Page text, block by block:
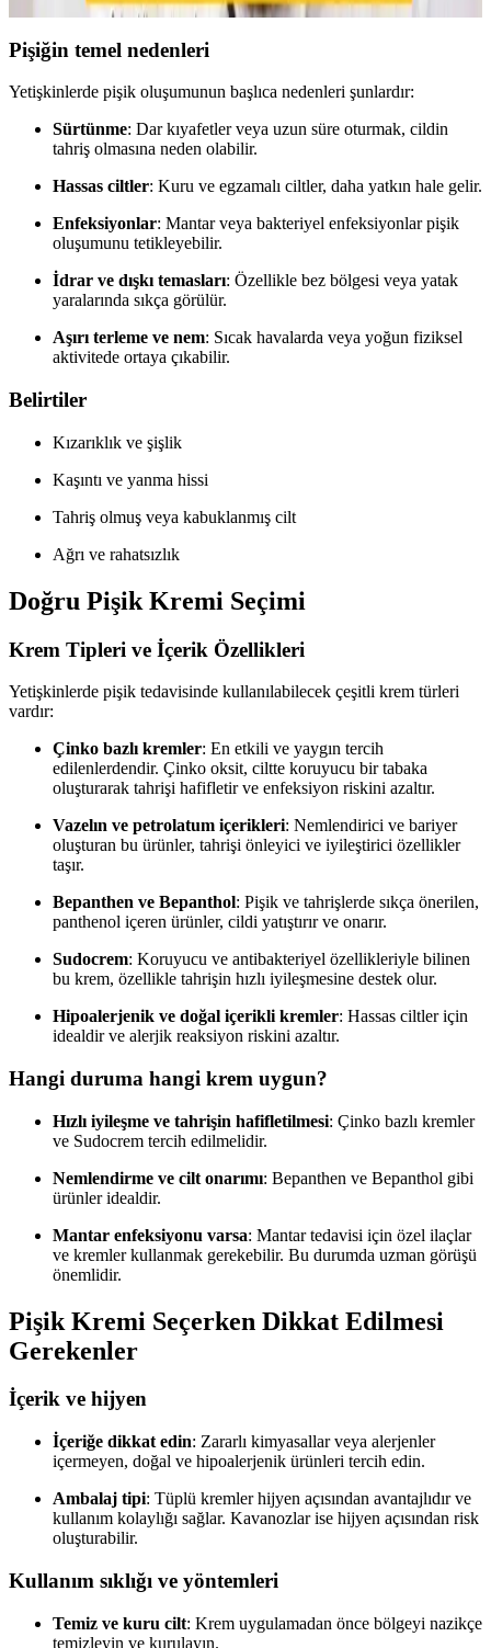
Pişiğin temel nedenleri
Yetişkinlerde pişik oluşumunun başlıca nedenleri şunlardır:
Sürtünme: Dar kıyafetler veya uzun süre oturmak, cildin
tahriş olmasına neden olabilir.
Hassas ciltler: Kuru ve egzamalı ciltler, daha yatkın hale gelir.
Enfeksiyonlar: Mantar veya bakteriyel enfeksiyonlar pişik
oluşumunu tetikleyebilir.
İdrar ve dışkı temasları: Özellikle bez bölgesi veya yatak
yaralarında sıkça görülür.
Aşırı terleme ve nem: Sıcak havalarda veya yoğun fiziksel
aktivitede ortaya çıkabilir.
Belirtiler
Kızarıklık ve şişlik
Kaşıntı ve yanma hissi
Tahriş olmuş veya kabuklanmış cilt
Ağrı ve rahatsızlık
Doğru Pişik Kremi Seçimi
Krem Tipleri ve İçerik Özellikleri
Yetişkinlerde pişik tedavisinde kullanılabilecek çeşitli krem türleri
vardır:
Çinko bazlı kremler: En etkili ve yaygın tercih
edilenlerdendir. Çinko oksit, ciltte koruyucu bir tabaka
oluşturarak tahrişi hafifletir ve enfeksiyon riskini azaltır.
Vazelın ve petrolatum içerikleri: Nemlendirici ve bariyer
oluşturan bu ürünler, tahrişi önleyici ve iyileştirici özellikler
taşır.
Bepanthen ve Bepanthol: Pişik ve tahrişlerde sıkça önerilen,
panthenol içeren ürünler, cildi yatıştırır ve onarır.
Sudocrem: Koruyucu ve antibakteriyel özellikleriyle bilinen
bu krem, özellikle tahrişin hızlı iyileşmesine destek olur.
Hipoalerjenik ve doğal içerikli kremler: Hassas ciltler için
idealdir ve alerjik reaksiyon riskini azaltır.
Hangi duruma hangi krem uygun?
Hızlı iyileşme ve tahrişin hafifletilmesi: Çinko bazlı kremler
ve Sudocrem tercih edilmelidir.
Nemlendirme ve cilt onarımı: Bepanthen ve Bepanthol gibi
ürünler idealdir.
Mantar enfeksiyonu varsa: Mantar tedavisi için özel ilaçlar
ve kremler kullanmak gerekebilir. Bu durumda uzman görüşü
önemlidir.
Pişik Kremi Seçerken Dikkat Edilmesi
Gerekenler
İçerik ve hijyen
İçeriğe dikkat edin: Zararlı kimyasallar veya alerjenler
içermeyen, doğal ve hipoalerjenik ürünleri tercih edin.
Ambalaj tipi: Tüplü kremler hijyen açısından avantajlıdır ve
kullanım kolaylığı sağlar. Kavanozlar ise hijyen açısından risk
oluşturabilir.
Kullanım sıklığı ve yöntemleri
Temiz ve kuru cilt: Krem uygulamadan önce bölgeyi nazikçe
temizleyin ve kurulayın.